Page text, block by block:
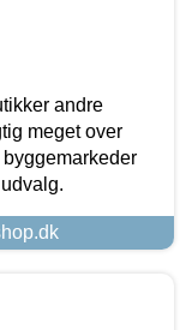
andre
meget over